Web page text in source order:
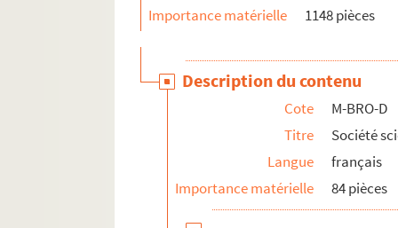
Importance matérielle
1148 pièces
Description du contenu
Cote
M-BRO-D
Titre
Société
Langue
français
Importance matérielle
84 pièces